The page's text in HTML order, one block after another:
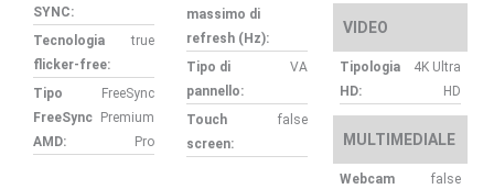
SYNC:
Tecnologia
flicker-free:
true
Tipo
FreeSync
AMD:
FreeSync
Premium
Pro
massimo di
refresh (Hz):
Tipo di
pannello:
VA
Touch
screen:
false
VIDEO
Tipologia
HD:
4K Ultra
HD
MULTIMEDIALE
Webcam
false